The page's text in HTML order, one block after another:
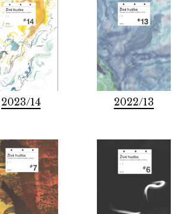
2023/14 2022/13